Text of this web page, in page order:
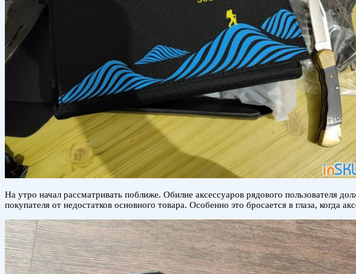
На утро начал рассматривать поближе. Обилие аксессуаров рядового пользователя
покупателя от недостатков основного товара. Особенно это бросается в глаза, когда